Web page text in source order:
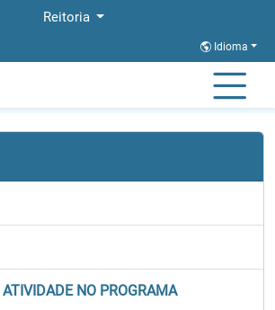
Reitoria
Idioma
NO PROGRAMA